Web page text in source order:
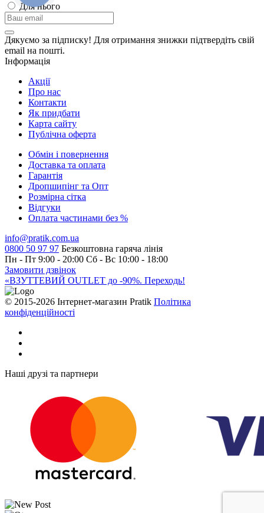
Для нього
Дякуємо за підписку! Для отримання знижки підтвердіть свій
email на пошті.
Інформація
Акції
Про нас
Контакти
Як придбати
Карта сайту
Публiчна оферта
Обмін і повернення
Доставка та оплата
Гарантiя
Дропшипінг та Опт
Розмірна сітка
Відгуки
Оплата частинами без %
info@pratik.com.ua
0800 50 97 97 Безкоштовна гаряча лінія
Пн - Пт 9:00 - 20:00 Сб - Вс 10:00 - 18:00
Замовити дзвінок
«ВЗУТТЕВИЙ OUTLET до -90%. Переходь!
© 2015-2026 Інтернет-магазин Pratik Політика
конфіденційності
Наші друзі та партнери